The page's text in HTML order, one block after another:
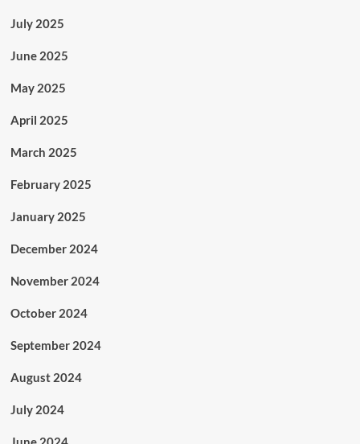
July 2025
June 2025
May 2025
April 2025
March 2025
February 2025
January 2025
December 2024
November 2024
October 2024
September 2024
August 2024
July 2024